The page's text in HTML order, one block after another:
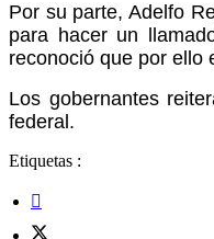
Por su parte, Adelfo
para hacer un
reconoció que por ello
Los gobernantes
federal.
Etiquetas :